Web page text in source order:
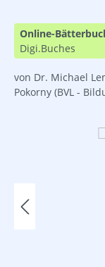
Online-
Digi.Buches
von Dr. Michael
Pokorny (BVL -
Bildergalerie